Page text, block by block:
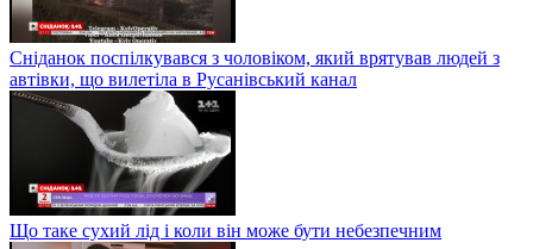
Сніданок поспілкувався з чоловіком, який врятував людей з
автівки, що вилетіла в Русанівський канал
Що таке сухий лід і коли він може бути небезпечним